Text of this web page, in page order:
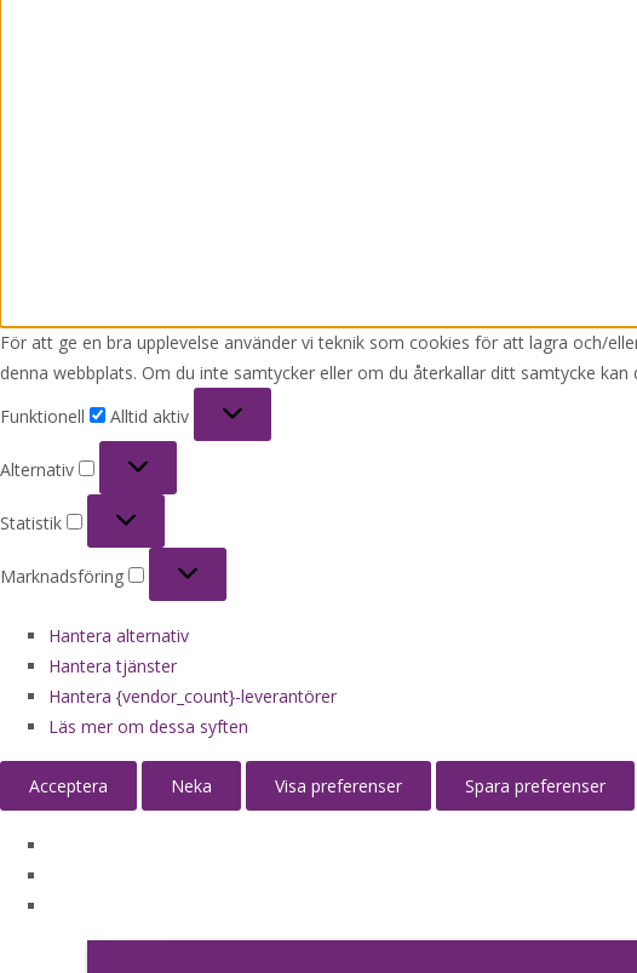
För att ge en bra upplevelse använder vi teknik som cookies för att lagra och/
denna webbplats. Om du inte samtycker eller om du återkallar ditt samtycke
Funktionell
Alltid aktiv
Alternativ
Statistik
Marknadsföring
Hantera alternativ
Hantera tjänster
Hantera {vendor_count}-leverantörer
Läs mer om dessa syften
Acceptera Neka Visa preferenser Spara preferenser